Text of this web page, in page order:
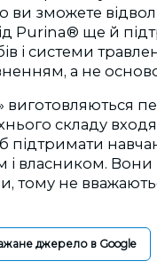
зможете
Purina® ще й
і системи
а не
виготовляються
складу
підтримати
і власником.
тому не
джерело в Google